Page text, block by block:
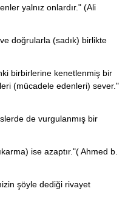
yalnız onlardır." (Ali
doğrularla (sadık) birlikte
birbirlerine kenetlenmiş bir
(mücadele edenleri) sever."
de vurgulanmış bir
ise azaptır."( Ahmed b.
şöyle dediği rivayet